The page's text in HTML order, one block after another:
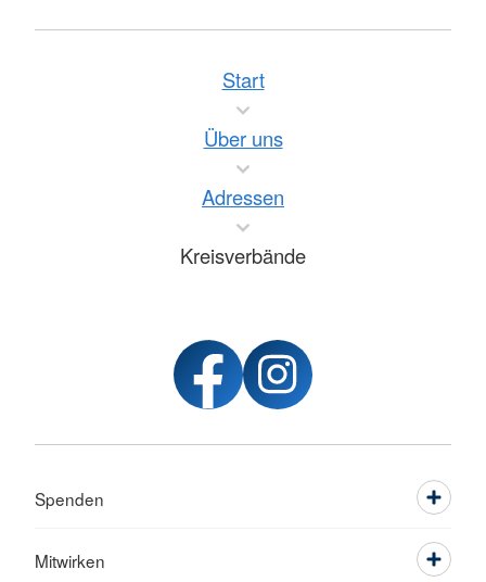
Start
Über uns
Adressen
Kreisverbände
Spenden
Mitwirken